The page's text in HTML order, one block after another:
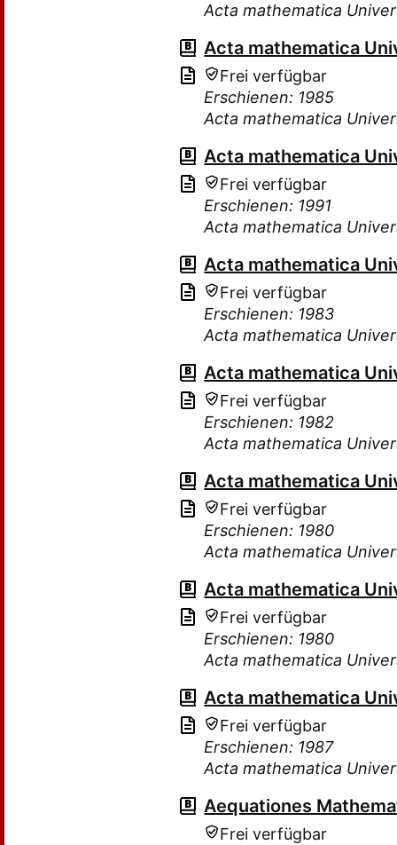
Acta mathematica
Acta mathematica
Frei verfügbar
Erschienen: 1985
Acta mathematica
Acta mathematica
Frei verfügbar
Erschienen: 1991
Acta mathematica
Acta mathematica
Frei verfügbar
Erschienen: 1983
Acta mathematica
Acta mathematica
Frei verfügbar
Erschienen: 1982
Acta mathematica
Acta mathematica
Frei verfügbar
Erschienen: 1980
Acta mathematica
Acta mathematica
Frei verfügbar
Erschienen: 1980
Acta mathematica
Acta mathematica
Frei verfügbar
Erschienen: 1987
Acta mathematica
Aequationes
Frei verfügbar